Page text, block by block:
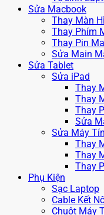
Sửa Macbook
Thay Màn
Thay Phím
Thay Pin
Sửa Main
Sửa Tablet
Sửa iPad
Thay
Thay
Thay
Sửa
Sửa Máy
Thay
Thay
Thay
Phụ Kiện
Sạc Laptop
Cable Kết
Chuột Máy